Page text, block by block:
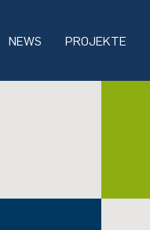
NEWS PROJEKTE